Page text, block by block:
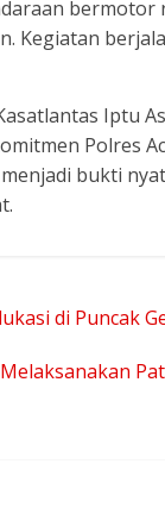
bermotor
Kegiatan
Iptu
Polres
bukti
di Puncak